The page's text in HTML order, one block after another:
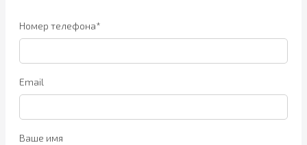
Номер телефона*
Email
Ваше имя